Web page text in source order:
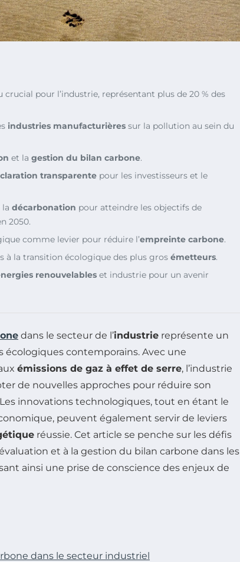
crucial pour l’industrie, représentant plus de 20 % des
industries manufacturières sur la pollution au sein du
et la gestion du bilan carbone.
transparente pour les investisseurs et le
la décarbonation pour atteindre les objectifs de
2050.
comme levier pour réduire l’empreinte carbone.
à la transition écologique des plus gros émetteurs.
renouvelables et industrie pour un avenir
dans le secteur de l’industrie représente un
écologiques contemporains. Avec une
émissions de gaz à effet de serre, l’industrie
de nouvelles approches pour réduire son
innovations technologiques, tout en étant le
peuvent également servir de leviers
réussie. Cet article se penche sur les défis
et à la gestion du bilan carbone dans les
ainsi une prise de conscience des enjeux de
dans le secteur industriel